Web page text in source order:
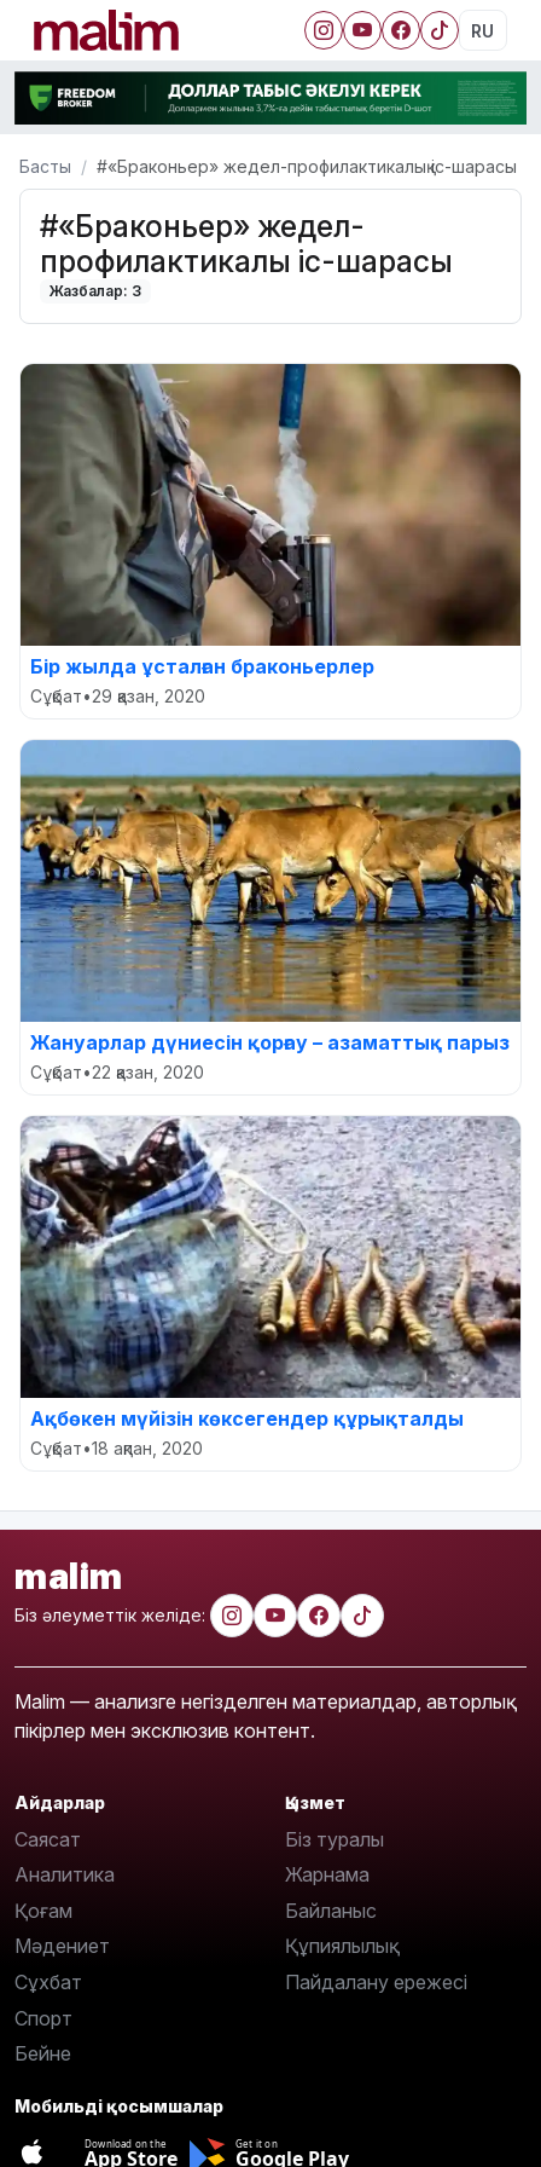
RU
Басты #«Браконьер» жедел-профилактикалық іс-шарасы
#«Браконьер» жедел-
профилактикалық іс-шарасы
Жазбалар: 3
Бір жылда ұсталған браконьерлер
Сұқбат•29 қазан, 2020
Жануарлар дүниесін қорғау – азаматтық парыз
Сұқбат•22 қазан, 2020
Ақбөкен мүйізін көксегендер құрықталды
Сұқбат•18 ақпан, 2020
malim
Біз әлеуметтік желіде:
Malim — анализге негізделген материалдар, авторлық
пікірлер мен эксклюзив контент.
Айдарлар
Саясат
Аналитика
Қоғам
Мәдениет
Сұхбат
Спорт
Бейне
Қызмет
Біз туралы
Жарнама
Байланыс
Құпиялылық
Пайдалану ережесі
Мобильді қосымшалар
Download on the
App Store
Get it on
Google Play